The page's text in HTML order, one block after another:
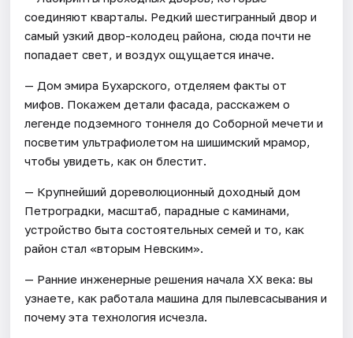
соединяют кварталы. Редкий шестигранный двор и
самый узкий двор-колодец района, сюда почти не
попадает свет, и воздух ощущается иначе.
— Дом эмира Бухарского, отделяем факты от
мифов. Покажем детали фасада, расскажем о
легенде подземного тоннеля до Соборной мечети и
посветим ультрафиолетом на шишимский мрамор,
чтобы увидеть, как он блестит.
— Крупнейший дореволюционный доходный дом
Петроградки, масштаб, парадные с каминами,
устройство быта состоятельных семей и то, как
район стал «вторым Невским».
— Ранние инженерные решения начала XX века: вы
узнаете, как работала машина для пылевсасывания и
почему эта технология исчезла.